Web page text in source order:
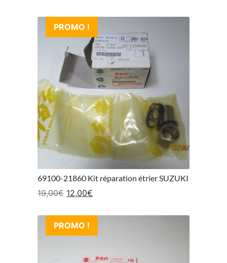
PROMO !
69100-21860 Kit réparation étrier SUZUKI
19,00€ Le prix initial était : 19,00€.
12,00€
PROMO !